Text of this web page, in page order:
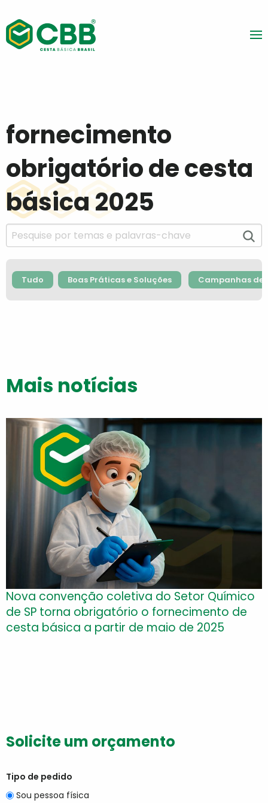
fornecimento
obrigatório de cesta
básica 2025
Tudo Boas Práticas e Soluções Campanhas de
Mais notícias
Nova convenção coletiva do Setor Químico
de SP torna obrigatório o fornecimento de
cesta básica a partir de maio de 2025
Solicite um orçamento
Tipo de pedido
Sou pessoa física